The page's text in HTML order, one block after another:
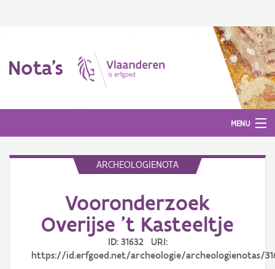
Nota's
MENU
ARCHEOLOGIENOTA
Vooronderzoek
Overijse 't Kasteeltje
ID: 31632 URI:
https://id.erfgoed.net/archeologie/archeologienotas/